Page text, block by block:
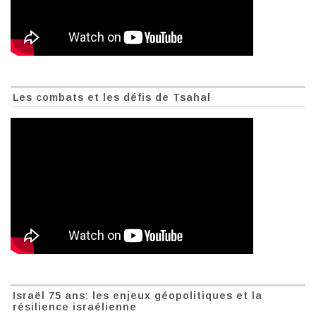
Les combats et les défis de Tsahal
Israël 75 ans: les enjeux géopolitiques et la
résilience israélienne